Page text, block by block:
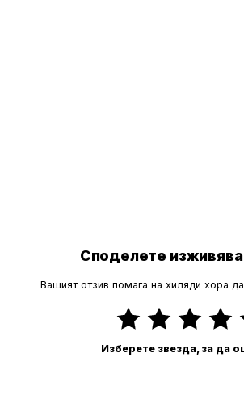
Споделете
Вашият отзив помага на хиляди хора
Изберете звезда, за да